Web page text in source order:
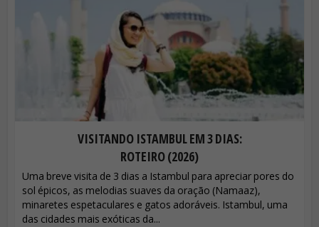
VISITANDO ISTAMBUL EM 3 DIAS:
ROTEIRO (2026)
Uma breve visita de 3 dias a Istambul para apreciar pores do
sol épicos, as melodias suaves da oração (Namaaz),
minaretes espetaculares e gatos adoráveis. Istambul, uma
das cidades mais exóticas da...